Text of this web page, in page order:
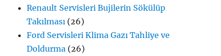
Renault Servisleri Bujilerin Sökülüp
Takılması (26)
Ford Servisleri Klima Gazı Tahliye ve
Doldurma (26)